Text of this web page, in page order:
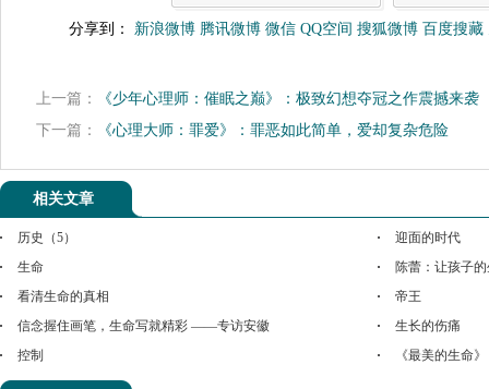
分享到： 新浪微博 腾讯微博 微信 QQ空间 搜狐微博 百度搜藏
上一篇：
《少年心理师：催眠之巅》：极致幻想夺冠之作震撼来袭
下一篇：
《心理大师：罪爱》：罪恶如此简单，爱却复杂危险
相关文章
历史（5）
迎面的时代
生命
陈蕾：让孩子
看清生命的真相
帝王
信念握住画笔，生命写就精彩 ——专访安徽
生长的伤痛
控制
《最美的生命